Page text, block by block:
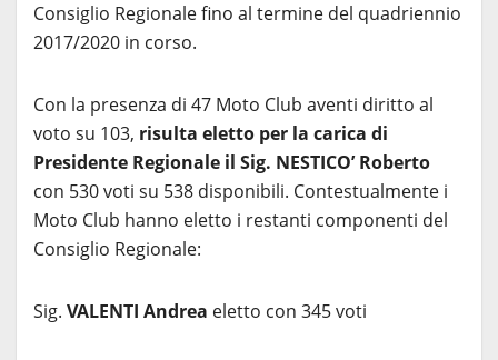
Consiglio Regionale fino al termine del quadriennio
2017/2020 in corso.
Con la presenza di 47 Moto Club aventi diritto al
voto su 103, risulta eletto per la carica di
Presidente Regionale il Sig. NESTICO’ Roberto
con 530 voti su 538 disponibili. Contestualmente i
Moto Club hanno eletto i restanti componenti del
Consiglio Regionale:
Sig. VALENTI Andrea eletto con 345 voti